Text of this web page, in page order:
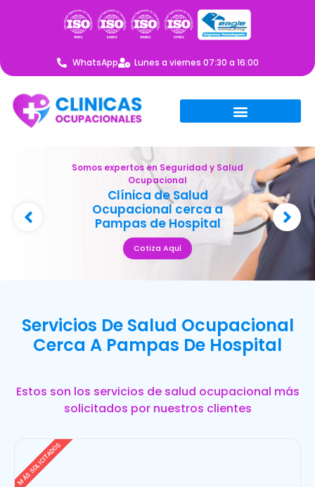
WhatsApp Lunes a viernes 07:30 a 16:00
Somos expertos en Seguridad y Salud
Ocupacional
Clínica de Salud
Ocupacional cerca a
Pampas de Hospital
Cotiza Aquí
Servicios De Salud Ocupacional
Cerca A Pampas De Hospital
Estos son los servicios de salud ocupacional más
solicitados por nuestros clientes
MÁS SOLICITADOS